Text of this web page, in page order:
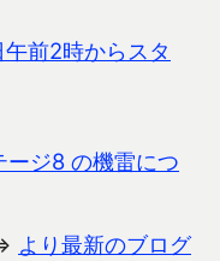
前2時からスタ
ージ8 の機雷につ
より最新のブログ